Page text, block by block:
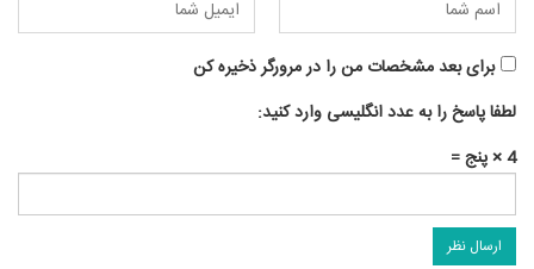
برای بعد مشخصات من را در مرورگر ذخیره کن
لطفا پاسخ را به عدد انگلیسی وارد کنید:
4 × پنج =